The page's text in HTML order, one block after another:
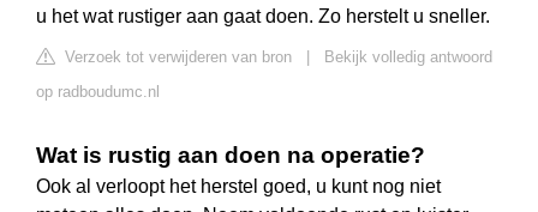
u het wat rustiger aan gaat doen. Zo herstelt u sneller.
Verzoek tot verwijderen van bron
Bekijk volledig antwoord
op radboudumc.nl
Wat is rustig aan doen na operatie?
Ook al verloopt het herstel goed, u kunt nog niet